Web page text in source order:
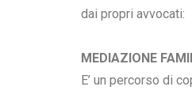
dai propri avvocati:
MEDIAZIONE
E’ un percorso di